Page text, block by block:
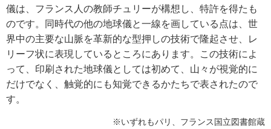
儀は、フランス人の教師チュリーが構想し、特許を得たも
のです。同時代の他の地球儀と一線を画している点は、世
界中の主要な山脈を革新的な型押しの技術で隆起させ、レ
リーフ状に表現しているところにあります。この技術によ
って、印刷された地球儀としては初めて、山々が視覚的に
だけでなく、触覚的にも知覚できるかたちで表されたので
す。
※いずれもパリ、フランス国立図書館蔵